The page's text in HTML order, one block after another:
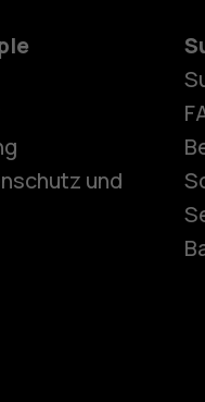
und